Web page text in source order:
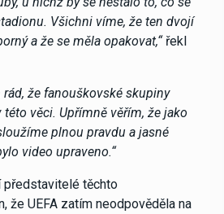
Všichni víme, že ten dvojí
a že se měla opakovat,“řekl
rád, že fanouškovské skupiny
věci. Upřímně věřím, že jako
plnou pravdu a jasné
video upraveno.“
představitelé těchto
že UEFA zatím neodpověděla na